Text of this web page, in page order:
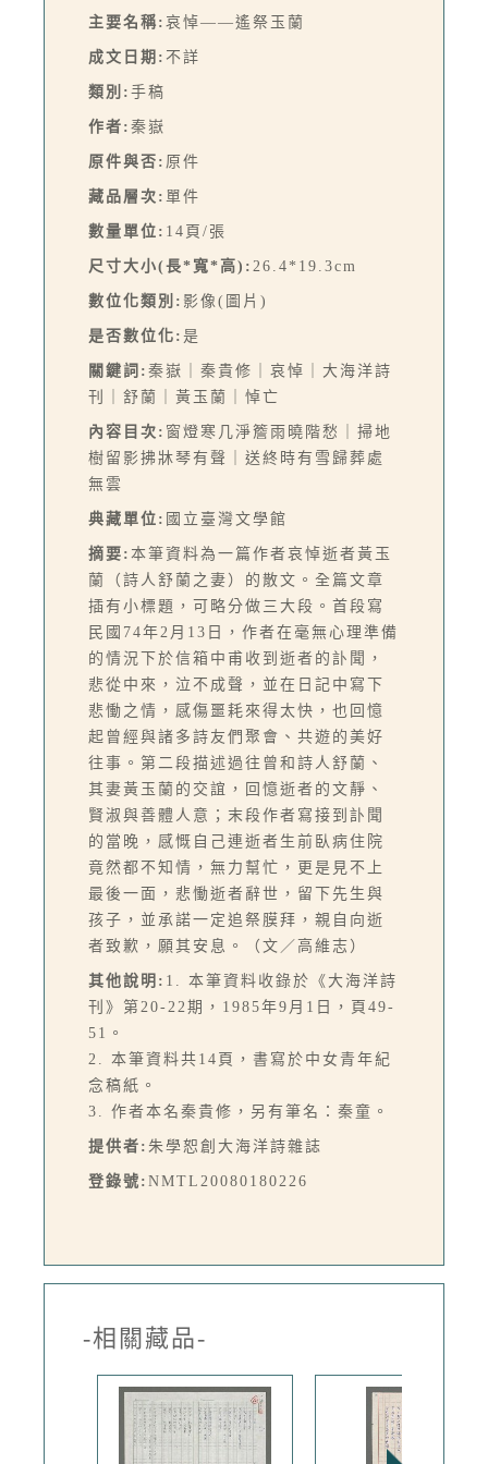
主要名稱: 哀悼——遙祭玉蘭
成文日期: 不詳
類別: 手稿
作者: 秦嶽
原件與否: 原件
藏品層次: 單件
數量單位: 14頁/張
尺寸大小(長*寬*高): 26.4*19.3cm
數位化類別: 影像(圖片)
是否數位化: 是
關鍵詞: 秦嶽｜秦貴修｜哀悼｜大海洋詩
刊｜舒蘭｜黃玉蘭｜悼亡
內容目次: 窗燈寒几淨簷雨曉階愁｜掃地
樹留影拂牀琴有聲｜送終時有雪歸葬處
無雲
典藏單位: 國立臺灣文學館
摘要: 本筆資料為一篇作者哀悼逝者黃玉
蘭（詩人舒蘭之妻）的散文。全篇文章
插有小標題，可略分做三大段。首段寫
民國74年2月13日，作者在毫無心理準備
的情況下於信箱中甫收到逝者的訃聞，
悲從中來，泣不成聲，並在日記中寫下
悲慟之情，感傷噩耗來得太快，也回憶
起曾經與諸多詩友們聚會、共遊的美好
往事。第二段描述過往曾和詩人舒蘭、
其妻黃玉蘭的交誼，回憶逝者的文靜、
賢淑與善體人意；末段作者寫接到訃聞
的當晚，感慨自己連逝者生前臥病住院
竟然都不知情，無力幫忙，更是見不上
最後一面，悲慟逝者辭世，留下先生與
孩子，並承諾一定追祭膜拜，親自向逝
者致歉，願其安息。（文／高維志）
其他說明: 1. 本筆資料收錄於《大海洋詩
刊》第20-22期，1985年9月1日，頁49-
51。
2. 本筆資料共14頁，書寫於中女青年紀
念稿紙。
3. 作者本名秦貴修，另有筆名：秦童。
提供者: 朱學恕創大海洋詩雜誌
登錄號: NMTL20080180226
-相關藏品-